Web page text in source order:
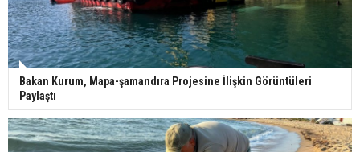
Bakan Kurum, Mapa-şamandıra Projesine İlişkin Görüntüleri
Paylaştı